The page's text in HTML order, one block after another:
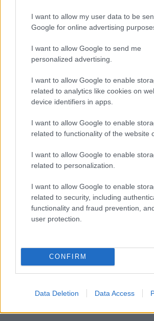
I want to allow my user data to be
Google for online advertising
I want to allow Google to send me
personalized advertising.
I want to allow Google to enable
related to analytics like cookies on
device identifiers in apps.
I want to allow Google to enable
related to functionality of the website
I want to allow Google to enable
related to personalization.
I want to allow Google to enable
related to security, including
functionality and fraud prevention,
user protection.
CONFIRM
Data Deletion Data Access
I nostri cari
I nostri cari
Giovannimaria Cabras
Invia un Comunicato Stampa|